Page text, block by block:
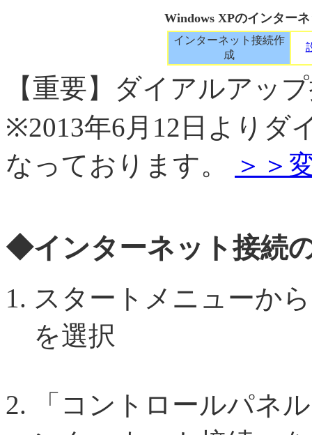
Windows XPのインター
インターネット接続作
成
【重要】ダイアルアッ
※2013年6月12日よりダ
なっております。
＞＞
◆インターネット接続
スタートメニューか
を選択
「コントロールパネ